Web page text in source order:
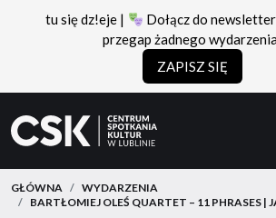
CSK
do
menu
do
treści
GŁÓWNA
WYDARZENIA
BARTŁOMIEJ OLEŚ QUARTET – 11 PHRASES |
tu się dz!eje |
Dołącz do
przegap żadnego
ZAPISZ SIĘ